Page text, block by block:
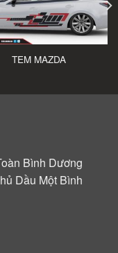
TEM MAZDA
Bình Dương
Dầu Một Bình